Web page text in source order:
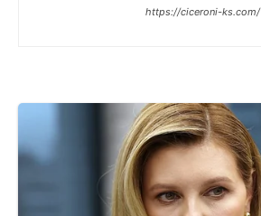
https://ciceroni-ks.com/